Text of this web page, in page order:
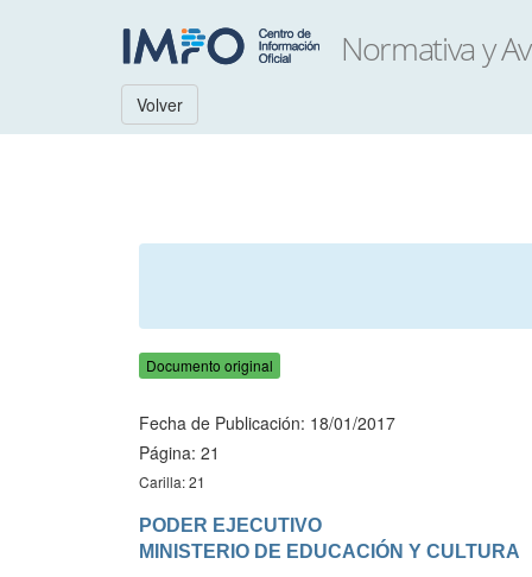
Volver
Documento original
Fecha de Publicación: 18/01/2017
Página: 21
Carilla: 21
PODER EJECUTIVO